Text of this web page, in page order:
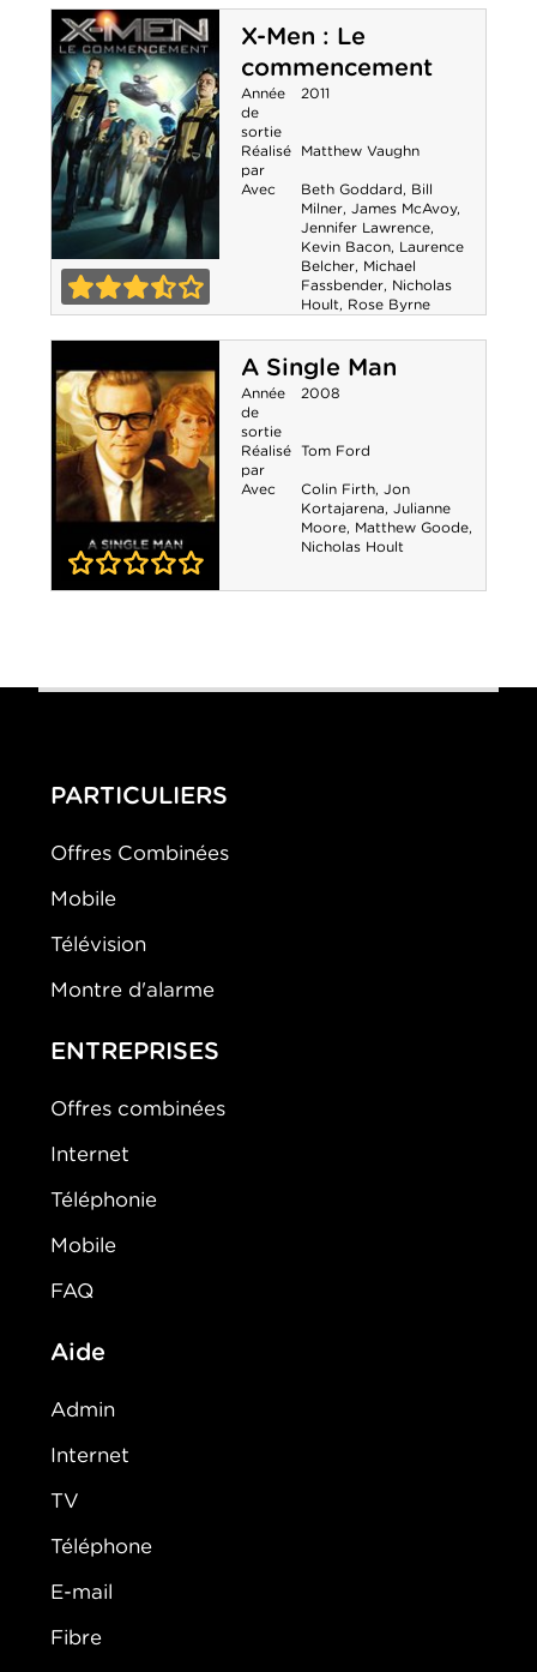
de géants
X-Men : Le
commencement
X-Men : Le
commencement
Année
de
sortie
2011
Réalisé
par
Matthew Vaughn
Avec Beth Goddard, Bill
Milner, James McAvoy,
Jennifer Lawrence,
Kevin Bacon, Laurence
Belcher, Michael
Fassbender, Nicholas
Hoult, Rose Byrne
A Single Man
Année
de
sortie
2008
Réalisé
par
Tom Ford
Avec Colin Firth, Jon
Kortajarena, Julianne
Moore, Matthew Goode,
Nicholas Hoult
PARTICULIERS
Offres Combinées
Mobile
Télévision
Montre d'alarme
ENTREPRISES
Offres combinées
Internet
Téléphonie
Mobile
FAQ
Aide
Admin
Internet
TV
Téléphone
E-mail
Fibre